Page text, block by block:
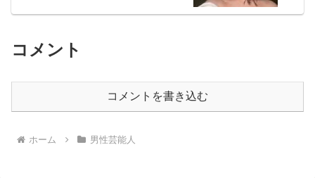
コメント
コメントを書き込む
ホーム 男性芸能人